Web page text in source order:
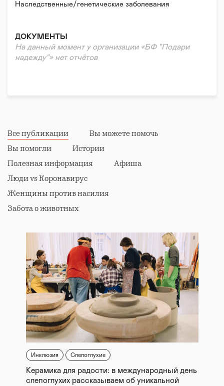
Наследственные/генетические заболевания
ДОКУМЕНТЫ
На данный момент у организации «БФ "Подари
надежду"» нет отчётов
Все публикации
Вы можете помочь
Вы помогли
Истории
Полезная информация
Афиша
Люди vs Коронавирус
Женщины против насилия
Забота о животных
Инклюзия Слепоглухие
Керамика для радости: в международный день
слепоглухих рассказываем об уникальной